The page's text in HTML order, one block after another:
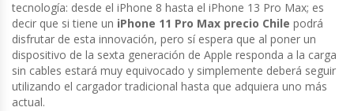
tecnología: desde el iPhone 8 hasta el iPhone 13 Pro Max; es
decir que si tiene un iPhone 11 Pro Max precio Chile podrá
disfrutar de esta innovación, pero sí espera que al poner un
dispositivo de la sexta generación de Apple responda a la carga
sin cables estará muy equivocado y simplemente deberá seguir
utilizando el cargador tradicional hasta que adquiera uno más
actual.